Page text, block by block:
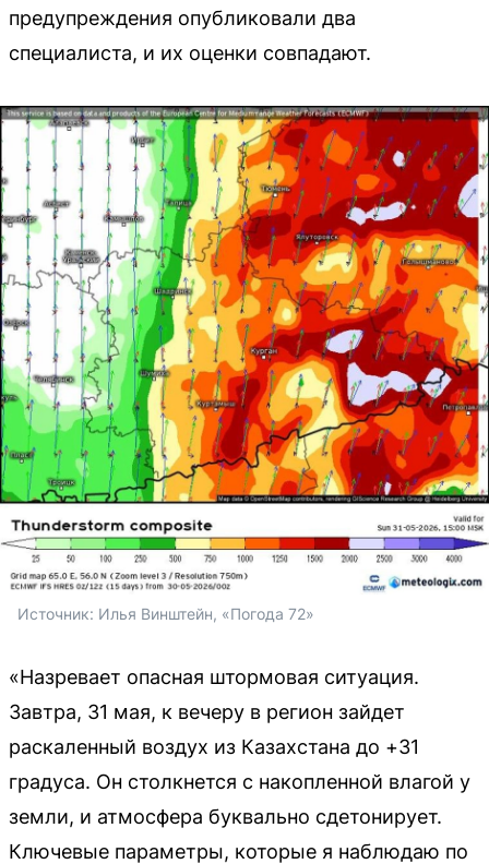
предупреждения опубликовали два
специалиста, и их оценки совпадают.
Источник: Илья Винштейн, «Погода 72»
«Назревает опасная штормовая ситуация.
Завтра, 31 мая, к вечеру в регион зайдет
раскаленный воздух из Казахстана до +31
градуса. Он столкнется с накопленной влагой у
земли, и атмосфера буквально сдетонирует.
Ключевые параметры, которые я наблюдаю по